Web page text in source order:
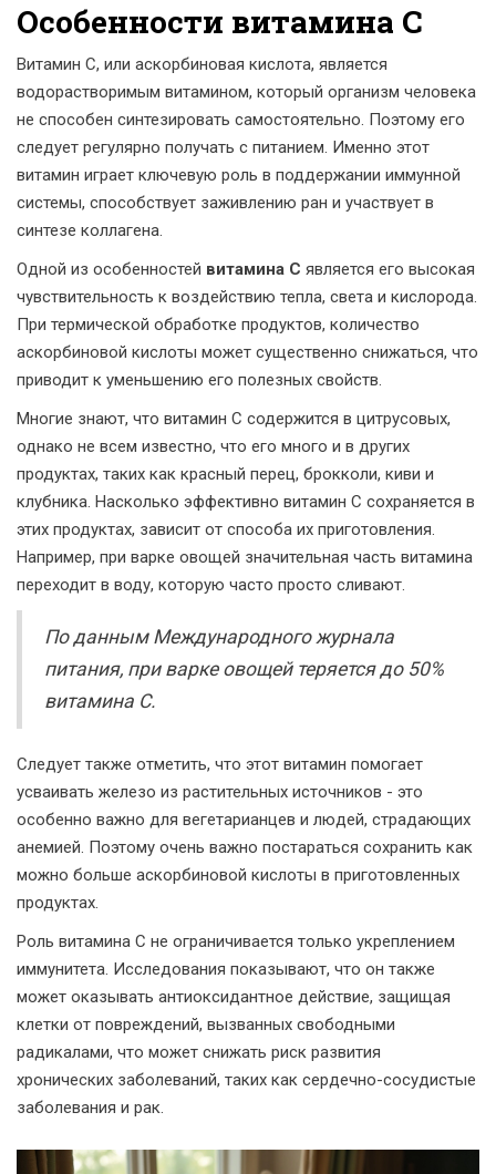
Особенности витамина C
Витамин C, или аскорбиновая кислота, является
водорастворимым витамином, который организм человека
не способен синтезировать самостоятельно. Поэтому его
следует регулярно получать с питанием. Именно этот
витамин играет ключевую роль в поддержании иммунной
системы, способствует заживлению ран и участвует в
синтезе коллагена.
Одной из особенностей витамина C является его высокая
чувствительность к воздействию тепла, света и кислорода.
При термической обработке продуктов, количество
аскорбиновой кислоты может существенно снижаться, что
приводит к уменьшению его полезных свойств.
Многие знают, что витамин C содержится в цитрусовых,
однако не всем известно, что его много и в других
продуктах, таких как красный перец, брокколи, киви и
клубника. Насколько эффективно витамин C сохраняется в
этих продуктах, зависит от способа их приготовления.
Например, при варке овощей значительная часть витамина
переходит в воду, которую часто просто сливают.
По данным Международного журнала
питания, при варке овощей теряется до 50%
витамина C.
Следует также отметить, что этот витамин помогает
усваивать железо из растительных источников - это
особенно важно для вегетарианцев и людей, страдающих
анемией. Поэтому очень важно постараться сохранить как
можно больше аскорбиновой кислоты в приготовленных
продуктах.
Роль витамина C не ограничивается только укреплением
иммунитета. Исследования показывают, что он также
может оказывать антиоксидантное действие, защищая
клетки от повреждений, вызванных свободными
радикалами, что может снижать риск развития
хронических заболеваний, таких как сердечно-сосудистые
заболевания и рак.